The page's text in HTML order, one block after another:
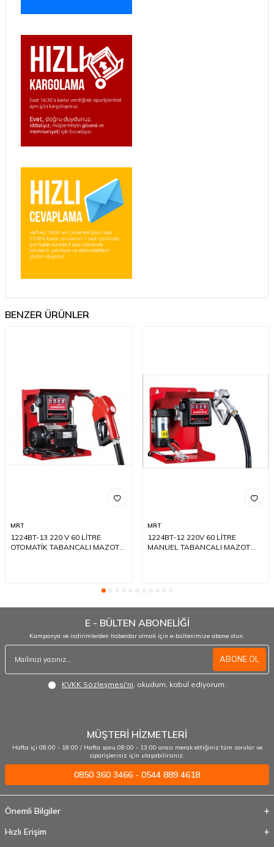
BENZER ÜRÜNLER
MRT
1224BT-13 220 V 60 LİTRE
OTOMATİK TABANCALI MAZOT
MRT
1224BT-12 220V 60 LİTRE
MANUEL TABANCALI MAZOT
E - BÜLTEN ABONELİĞİ
Kampanya ve indirimlerden haberdar olmak için e-bültenimize abone olun.
ABONE OL
KVKK Sözleşmesi'ni , okudum, kabul ediyorum.
MÜŞTERİ HİZMETLERİ
Hafta içi 08:00 - 18:00 / Hafta sonu 08:00 - 13:00 arası merak ettiğiniz tüm sorular ve
siparişleriniz için ulaşabilirsiniz.
0850 360 3466 - 0544 889 4618
Önemli Bilgiler
Hızlı Erişim